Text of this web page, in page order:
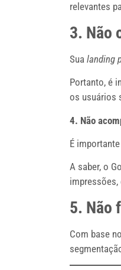
relevantes
3. Não
Sua landing
Portanto, é
os usuários
4. Não
É
A saber, o
impressões,
5. Não
Com base